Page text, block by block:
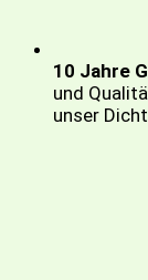
10 Jahre
und
unser